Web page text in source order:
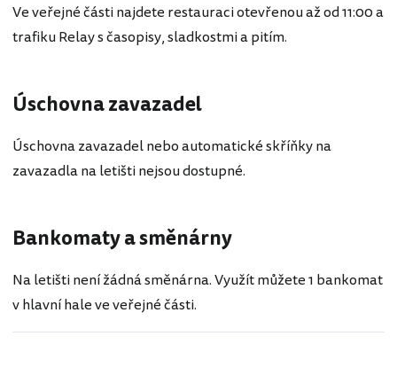
Ve veřejné části najdete restauraci otevřenou až od 11:00 a
trafiku Relay s časopisy, sladkostmi a pitím.
Úschovna zavazadel
Úschovna zavazadel nebo automatické skříňky na
zavazadla na letišti nejsou dostupné.
Bankomaty a směnárny
Na letišti není žádná směnárna. Využít můžete 1 bankomat
v hlavní hale ve veřejné části.